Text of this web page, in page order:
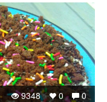
0
0
9348